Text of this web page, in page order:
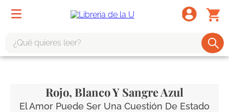
Rojo, Blanco Y Sangre Azul
El Amor Puede Ser Una Cuestión De Estado
2.
tote bag -